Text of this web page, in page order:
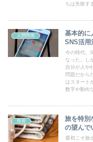
ちは失敗す
人間関係
基本的に
SNS活用
今の時代、
なった。し
自分が人や
問題だから
はスタート
数字や動向
投資
旅を特別
の望んで
最初こそ旅